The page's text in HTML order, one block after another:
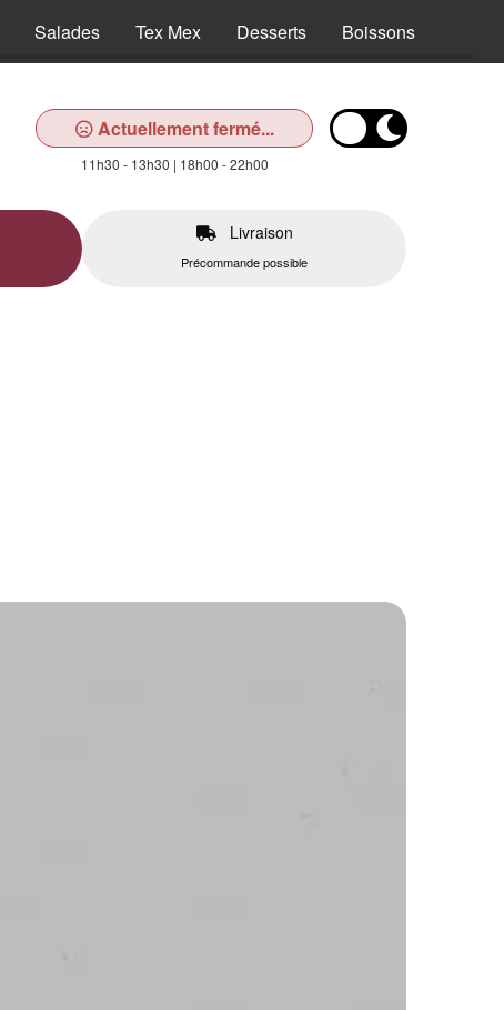
Salades Tex Mex Desserts Boissons
Actuellement fermé...
11h30 - 13h30 | 18h00 - 22h00
Livraison
Précommande possible